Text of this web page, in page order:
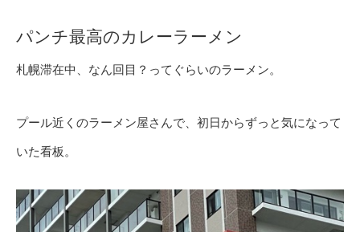
パンチ最高のカレーラーメン
札幌滞在中、なん回目？ってぐらいのラーメン。
プール近くのラーメン屋さんで、初日からずっと気になって
いた看板。